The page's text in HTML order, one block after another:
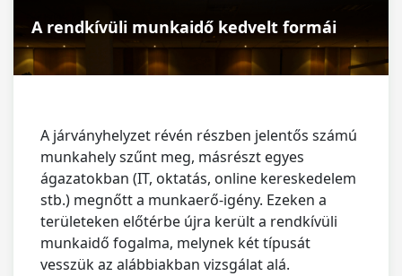
A rendkívüli munkaidő kedvelt formái
A járványhelyzet révén részben jelentős számú
munkahely szűnt meg, másrészt egyes
ágazatokban (IT, oktatás, online kereskedelem
stb.) megnőtt a munkaerő-igény. Ezeken a
területeken előtérbe újra került a rendkívüli
munkaidő fogalma, melynek két típusát
vesszük az alábbiakban vizsgálat alá.